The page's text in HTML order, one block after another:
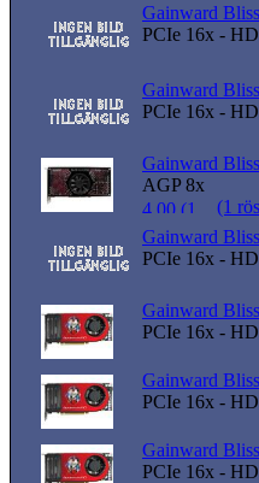
Gainward
PCIe 16x -
Gainward
PCIe 16x -
Gainward
AGP 8x
(1
Gainward
PCIe 16x -
Gainward
PCIe 16x -
Gainward
PCIe 16x -
Gainward
PCIe 16x -